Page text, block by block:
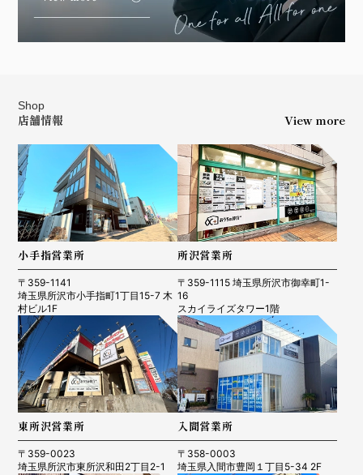
Shop
店舗情報 View more
小手指営業所
〒359-1141
埼玉県所沢市小手指町1丁目15-7 木
村ビル1F
所沢営業所
〒359-1115 埼玉県所沢市御幸町1-
16
スカイライズタワー1階
東所沢営業所
〒359-0023
埼玉県所沢市東所沢和田2丁目2-1
入間営業所
〒358-0003
埼玉県入間市豊岡１丁目5-34 2F